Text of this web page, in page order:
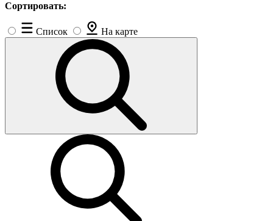
Сортировать:
Список На карте